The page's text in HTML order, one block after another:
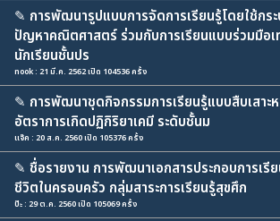
✎ การพัฒนารูปแบบการจัดการเรียนรู้โดยใช้กร
ปัญหาคณิตศาสตร์ ร่วมกับการเรียนแบบร่วมมือ
นักเรียนชั้นปร
nook : 21 มี.ค. 2562 เปิด 104536 ครั้ง
✎ การพัฒนาชุดกิจกรรมการเรียนรู้แบบสืบเสาะ
อัตราการเกิดปฏิกิริยาเคมี ระดับชั้นม
แจ๊ค : 20 ส.ค. 2560 เปิด 105376 ครั้ง
✎ ชื่อรายงาน การพัฒนาเอกสารประกอบการเรีย
ชีวิตในครอบครัว กลุ่มสาระการเรียนรู้สุขศึก
ป๊ะ : 29 ต.ค. 2560 เปิด 105069 ครั้ง